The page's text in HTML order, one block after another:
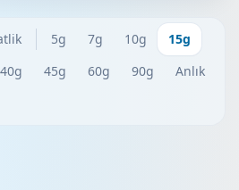
5g 7g 10g
15g
40g 45g 60g 90g
Anlık